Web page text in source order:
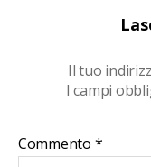
Il tuo
I campi
Commento *